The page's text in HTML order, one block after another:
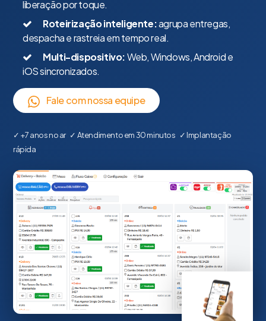
liberação por toque.
Roteirização inteligente:agrupa entregas,
despacha e rastreia em tempo real.
Multi-dispositivo:Web, Windows, Android e
iOS sincronizados.
Fale com nossa equipe
✓ +7 anos no ar ✓ Atendimento em 30 minutos ✓ Implantação
rápida